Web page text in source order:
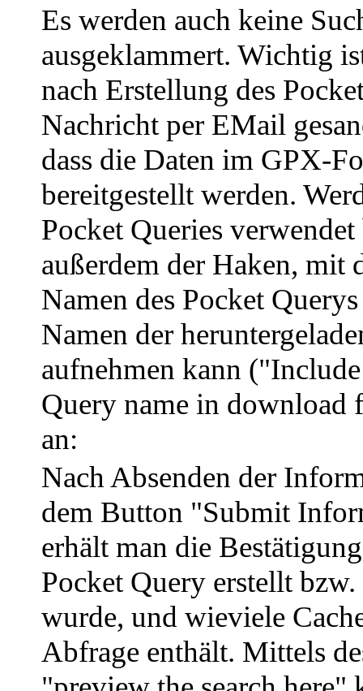
Es werden auch keine
ausgeklammert. Wichtig
nach Erstellung des
Nachricht per EMail
dass die Daten im GPX-
bereitgestellt werden.
Pocket Queries
außerdem der Haken, mit
Namen des Pocket
Namen der
aufnehmen kann
Query name in download
an:
Nach Absenden der
dem Button "Submit
erhält man die
Pocket Query erstellt
wurde, und wieviele
Abfrage enthält. Mittels